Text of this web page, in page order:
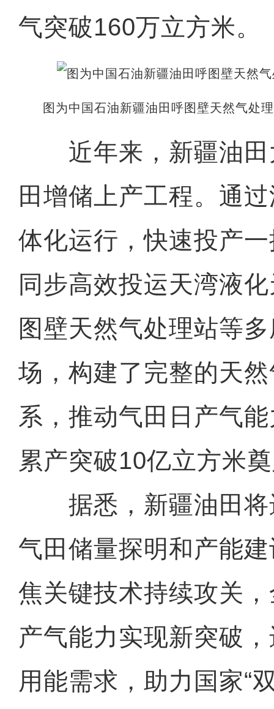
气突破160万立方米。
图为中国石油新疆油田呼图壁天然气处
近年来，新疆油田
田增储上产工程。通
体化运行，快速投产
同步高效投运天湾液
图壁天然气处理站等
场，构建了完整的天
系，推动气田日产气
累产突破10亿立方米
据悉，新疆油田将
气田储量探明和产能
焦关键技术持续攻关
产气能力实现新突破
用能需求，助力国家“